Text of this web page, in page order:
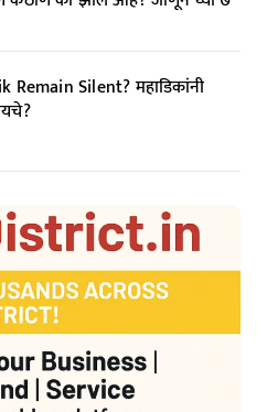
Silent? महाडिकांनी